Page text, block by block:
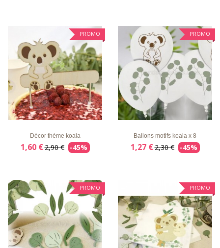
PROMO
LISTE
D'ENVIE
APERÇU
RAPIDE
DÉTAILS
Décor thème koala
1,60 €2,90 € -45%
PROMO
LISTE
D'ENVIE
APERÇU
RAPIDE
DÉTAILS
Ballons motifs koala x 8
1,27 €2,30 € -45%
PROMO PROMO